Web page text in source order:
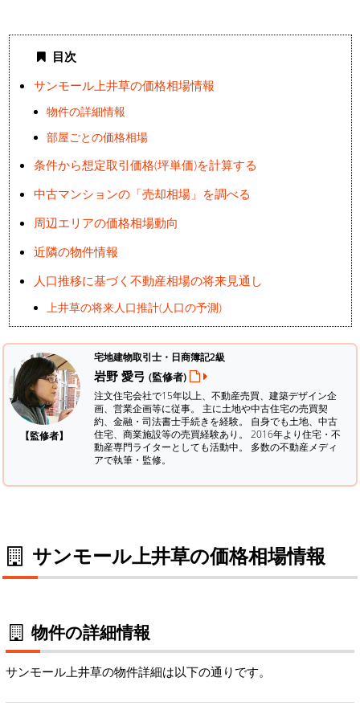
目次
サンモール上井草の価格相場情報
物件の詳細情報
部屋ごとの価格相場
条件から想定取引価格(坪単価)を計算する
中古マンションの「売却相場」を調べる
周辺エリアの価格相場動向
近隣の物件情報
人口推移に基づく不動産相場の将来見通し
上井草の将来人口推計(人口の予測)
【監修者】
宅地建物取引士・日商簿記2級
岩野 愛弓 (監修者)
注文住宅会社で15年以上、不動産売買、建築デザイン企
画、営業企画等に従事。 主に土地や中古住宅の売買契
約、金融・司法書士手続きを経験。 自身でも土地、中古
住宅、商業施設等の売買経験あり。 2016年より住宅・不
動産専門ライターとしても活動中。 多数の不動産メディ
アで執筆・監修。
サンモール上井草の価格相場情報
物件の詳細情報
サンモール上井草の物件詳細は以下の通りです。